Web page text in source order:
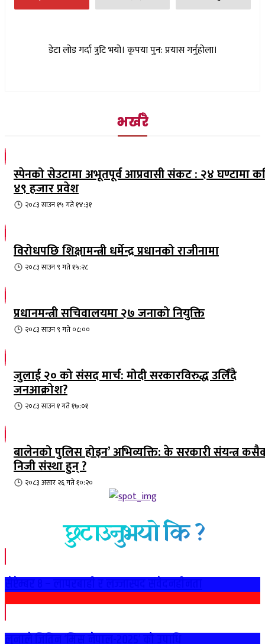
डेटा लोड गर्दा त्रुटि भयो। कृपया पुन: प्रयास गर्नुहोला।
भर्खरै
स्पेनको सेउटामा अभूतपूर्व आप्रवासी संकट : २४ घण्टामा
४९ हजार प्रवेश
२०८३ साउन १५ गते १४:३१
विरोधपछि शिक्षामन्त्री धर्मेन्द्र प्रधानको राजीनामा
२०८३ साउन ९ गते १५:२८
प्रधानमन्त्री सचिवालयमा २७ जनाको नियुक्ति
२०८३ साउन ९ गते ०८:००
जुलाई २० को संसद मार्च: मोदी सरकारविरुद्ध उर्लिंदै
जनआक्रोश?
२०८३ साउन १ गते १७:०१
बालेनको पुलिस होइन’ अभिव्यक्ति: के सरकारी संयन्त्र
निजी संस्था हुन् ?
२०८३ असार २६ गते १०:२०
छुटाउनुभयो कि ?